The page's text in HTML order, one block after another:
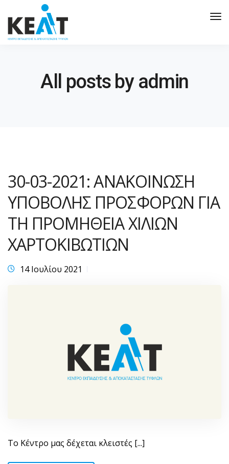
All posts by admin
30-03-2021: ΑΝΑΚΟΙΝΩΣΗ
ΥΠΟΒΟΛΗΣ ΠΡΟΣΦΟΡΩΝ ΓΙΑ
ΤΗ ΠΡΟΜΗΘΕΙΑ ΧΙΛΙΩΝ
ΧΑΡΤΟΚΙΒΩΤΙΩΝ
14 Ιουλίου 2021
Το Κέντρο μας δέχεται κλειστές [...]